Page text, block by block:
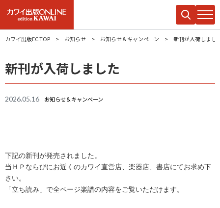
カワイ出版EC TOP お知らせ お知らせ＆キャンペーン 新刊が入荷しまし
新刊が入荷しました
2026.05.16 お知らせ＆キャンペーン
下記の新刊が発売されました。
当ＨＰならびにお近くのカワイ直営店、楽器店、書店にてお求め下
さい。
「立ち読み」で全ページ楽譜の内容をご覧いただけます。